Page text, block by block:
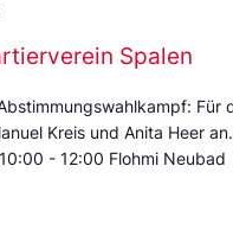
Spalen
Für
Kreis und Anita Heer
- 12:00 Flohmi Neubad